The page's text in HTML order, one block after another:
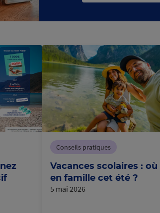
Conseils pratiques
Vacances scolaires :
en famille cet été ?
5 mai 2026